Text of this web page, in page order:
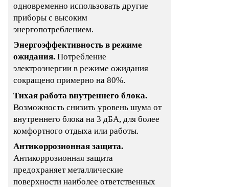
одновременно использовать другие
приборы с высоким
энергопотреблением.
Энергоэффективность в режиме
ожидания. Потребление
электроэнергии в режиме ожидания
сокращено примерно на 80%.
Тихая работа внутреннего блока.
Возможность снизить уровень шума от
внутреннего блока на 3 дБА, для более
комфортного отдыха или работы.
Антикоррозионная защита.
Антикоррозионная защита
предохраняет металлические
поверхности наиболее ответственных